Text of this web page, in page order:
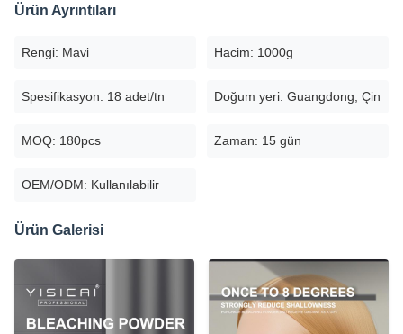
Ürün Ayrıntıları
Rengi: Mavi Hacim: 1000g
Spesifikasyon: 18 adet/tn Doğum yeri: Guangdong, Çin
MOQ: 180pcs Zaman: 15 gün
OEM/ODM: Kullanılabilir
Ürün Galerisi